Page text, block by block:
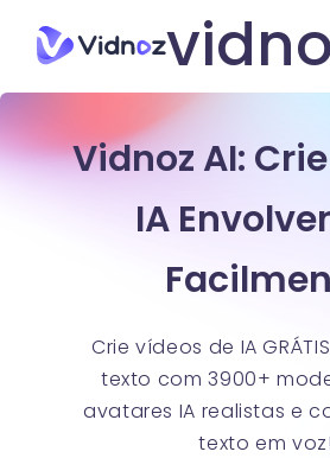
Vidnoz AI:
IA
Crie vídeos de IA
texto com 3900+
avatares IA realistas e
texto em voz!